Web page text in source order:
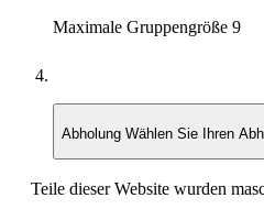
Maximale Gruppengröße 9
Abholung Wählen Sie Ihren
Teile dieser Website wurden